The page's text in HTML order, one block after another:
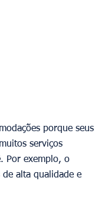
porque seus
serviços
Por exemplo, o
alta qualidade e